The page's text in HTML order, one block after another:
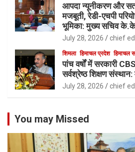
आपदा न्यूनीकरण और
मजबूती, रेडी-एचपी
भूमिका: मुख्य सचिव
July 28, 2026 chief
शिमला हिमाचल प्रदेश हिमाचल
पांच वर्षों में सरकारी
सर्वश्रेष्ठ शिक्षण
July 28, 2026 chief
You may Missed